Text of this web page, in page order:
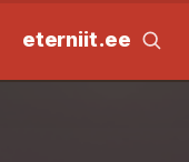
eterniit.ee